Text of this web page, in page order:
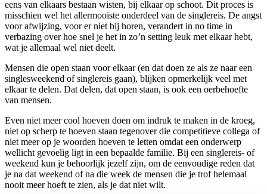
eens van elkaars bestaan wisten, bij elkaar op schoot. Dit proces is
misschien wel het allermooiste onderdeel van de singlereis. De angst
voor afwijzing, voor er niet bij horen, verandert in no time in
verbazing over hoe snel je het in zo’n setting leuk met elkaar hebt,
wat je allemaal wel niet deelt.
Mensen die open staan voor elkaar (en dat doen ze als ze naar een
singlesweekend of singlereis gaan), blijken opmerkelijk veel met
elkaar te delen. Dat delen, dat open staan, is ook een oerbehoefte
van mensen.
Even niet meer cool hoeven doen om indruk te maken in de kroeg,
niet op scherp te hoeven staan tegenover die competitieve collega of
niet meer op je woorden hoeven te letten omdat een onderwerp
wellicht gevoelig ligt in een bepaalde familie. Bij een singlereis- of
weekend kun je behoorlijk jezelf zijn, om de eenvoudige reden dat
je na dat weekend of na die week de mensen die je trof helemaal
nooit meer hoeft te zien, als je dat niet wilt.